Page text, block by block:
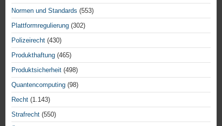
Normen und Standards (553)
Plattformregulierung (302)
Polizeirecht (430)
Produkthaftung (465)
Produktsicherheit (498)
Quantencomputing (98)
Recht (1.143)
Strafrecht (550)